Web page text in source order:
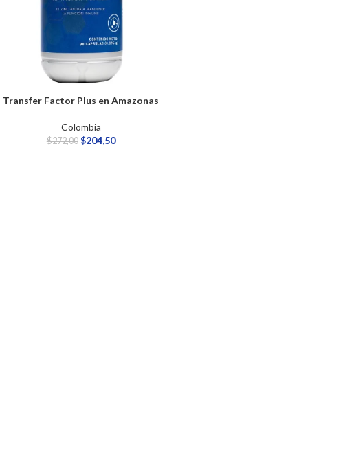
Transfer Factor Plus en Amazonas
Colombia
$272,00 $204,50